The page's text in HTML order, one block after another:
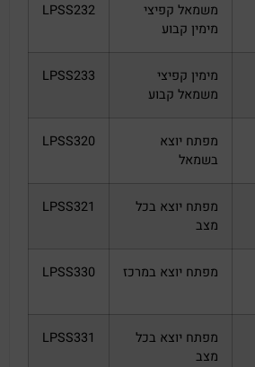
משמאל קפיצי
מימין קבוע
LPSS232
מימין קפיצי
משמאל קבוע
LPSS233
מפתח יוצא
בשמאל
LPSS320
מפתח יוצא בכל
מצב
LPSS321
מפתח יוצא במרכז LPSS330
מפתח יוצא בכל
מצב
LPSS331